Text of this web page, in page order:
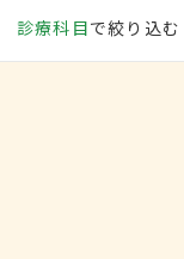
診療科目で絞り込む